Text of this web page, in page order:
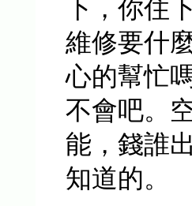
下，你住
維修要什
心的幫忙
不會吧。
能，錢誰
知道的。